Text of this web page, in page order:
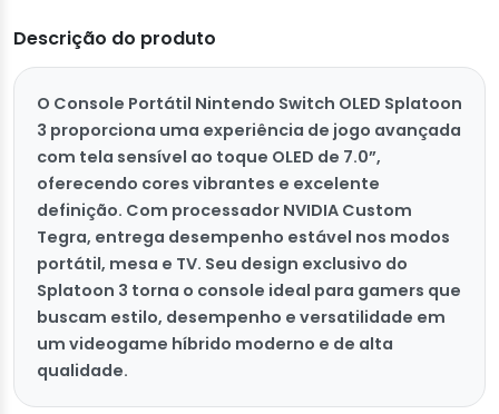
Descrição do produto
O Console Portátil Nintendo Switch OLED Splatoon
3 proporciona uma experiência de jogo avançada
com tela sensível ao toque OLED de 7.0”,
oferecendo cores vibrantes e excelente
definição. Com processador NVIDIA Custom
Tegra, entrega desempenho estável nos modos
portátil, mesa e TV. Seu design exclusivo do
Splatoon 3 torna o console ideal para gamers que
buscam estilo, desempenho e versatilidade em
um videogame híbrido moderno e de alta
qualidade.